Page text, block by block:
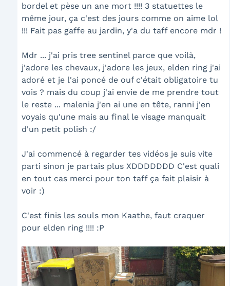
bordel et pèse un ane mort !!!! 3 statuettes le
même jour, ça c'est des jours comme on aime lol
!!! Fait pas gaffe au jardin, y'a du taff encore mdr !
Mdr ... j'ai pris tree sentinel parce que voilà,
j'adore les chevaux, j'adore les jeux, elden ring j'ai
adoré et je l'ai poncé de ouf c'était obligatoire tu
vois ? mais du coup j'ai envie de me prendre tout
le reste ... malenia j'en ai une en tête, ranni j'en
voyais qu'une mais au final le visage manquait
d'un petit polish :/
J'ai commencé à regarder tes vidéos je suis vite
parti sinon je partais plus XDDDDDDD C'est quali
en tout cas merci pour ton taff ça fait plaisir à
voir :)
C'est finis les souls mon Kaathe, faut craquer
pour elden ring !!!! :P